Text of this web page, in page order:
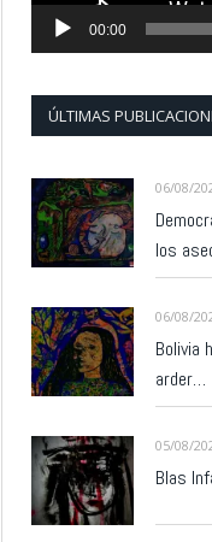
00:00
ÚLTIMAS
06/08/
los
06/08/
Bolivia
arder…
05/08/
Blas